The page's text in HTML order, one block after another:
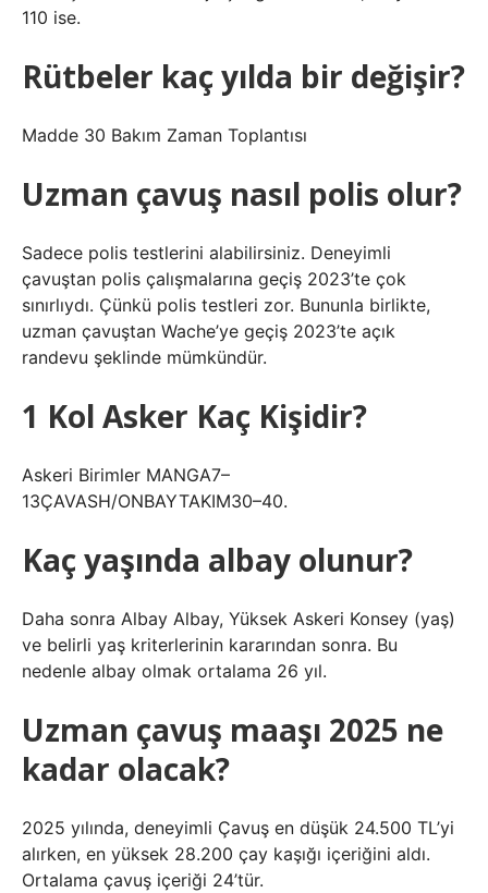
110 ise.
Rütbeler kaç yılda bir değişir?
Madde 30 Bakım Zaman Toplantısı
Uzman çavuş nasıl polis olur?
Sadece polis testlerini alabilirsiniz. Deneyimli
çavuştan polis çalışmalarına geçiş 2023’te çok
sınırlıydı. Çünkü polis testleri zor. Bununla birlikte,
uzman çavuştan Wache’ye geçiş 2023’te açık
randevu şeklinde mümkündür.
1 Kol Asker Kaç Kişidir?
Askeri Birimler MANGA7–
13ÇAVASH/ONBAYTAKIM30–40.
Kaç yaşında albay olunur?
Daha sonra Albay Albay, Yüksek Askeri Konsey (yaş)
ve belirli yaş kriterlerinin kararından sonra. Bu
nedenle albay olmak ortalama 26 yıl.
Uzman çavuş maaşı 2025 ne
kadar olacak?
2025 yılında, deneyimli Çavuş en düşük 24.500 TL’yi
alırken, en yüksek 28.200 çay kaşığı içeriğini aldı.
Ortalama çavuş içeriği 24’tür.